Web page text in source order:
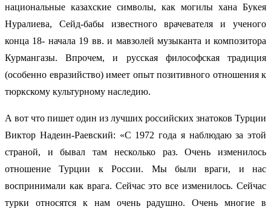
национальные казахские символы, как могилы хана Букея
Нуралиева, Сейд-бабы известного врачевателя и ученого
конца 18- начала 19 вв. и мавзолей музыканта и композитора
Курмангазы. Впрочем, и русская философская традиция
(особенно евразийство) имеет опыт позитивного отношения к
тюркскому культурному наследию.
А вот что пишет один из лучших российских знатоков Турции
Виктор Надеин-Раевский: «С 1972 года я наблюдаю за этой
страной, и бывал там несколько раз. Очень изменилось
отношение Турции к России. Мы были враги, и нас
воспринимали как врага. Сейчас это все изменилось. Сейчас
турки относятся к нам очень радушно. Очень многие в